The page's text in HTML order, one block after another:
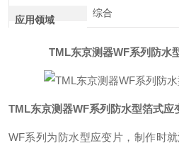
应用领域
综合
TML东京测器WF系列防水
TML东京测器WF系列防水型箔式应
WF系列为防水型应变片，制作时